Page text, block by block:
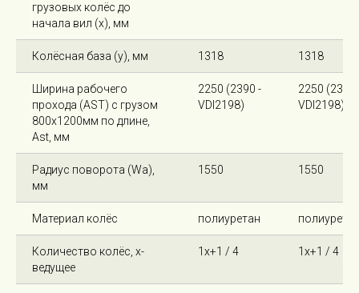
грузовых колёс до
начала вил (x), мм
Колёсная база (y), мм 1318 1318
Ширина рабочего
прохода (AST) с грузом
800х1200мм по длине,
Ast, мм
2250 (2390 -
VDI2198)
2250 (2390-
VDI2198)
Радиус поворота (Wa),
мм
1550 1550
Материал колёс полиуретан
Количество колёс, х-
ведущее
1х+1 / 4 1х+1 / 4